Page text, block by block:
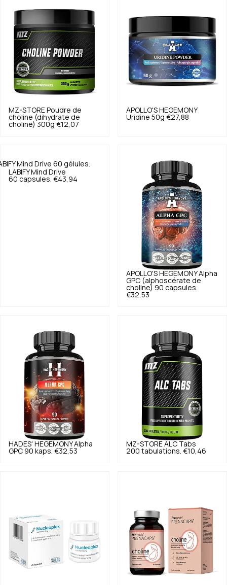
MZ-STORE Poudre de
choline (dihydrate de
choline) 300g €12,07
APOLLO'S HEGEMONY
Uridine 50g €27,88
LABIFY Mind Drive
60 capsules. €43,94
APOLLO'S HEGEMONY Alpha
GPC (alphoscérate de
choline) 90 capsules.
€32,53
HADES' HEGEMONY Alpha
GPC 90 kaps. €32,53
MZ-STORE ALC Tabs
200 tabulations. €10,46